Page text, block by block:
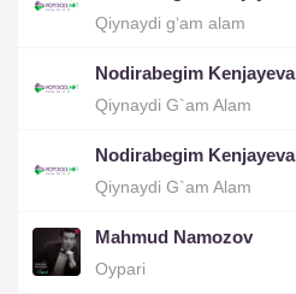
Qiynaydi g‘am alam
Nodirabegim Kenjayeva
Qiynaydi G`am Alam
Nodirabegim Kenjayeva
Qiynaydi G`am Alam
Mahmud Namozov
Oypari